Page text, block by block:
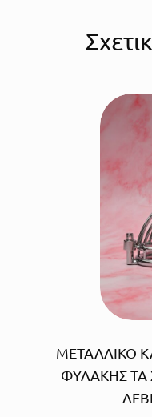
ΜΕΤΑΛΛΙΚΟ
ΦΥΛΑΚΗΣ ΤΑ